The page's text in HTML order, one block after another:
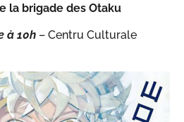
la brigade des Otaku
à 10h – Centru Culturale